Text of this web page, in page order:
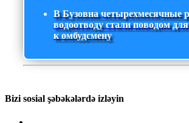
В Бузовна четырехмесячные
водоотводу стали поводом
к омбудсмену
Bizi sosial şəbəkələrdə izləyin